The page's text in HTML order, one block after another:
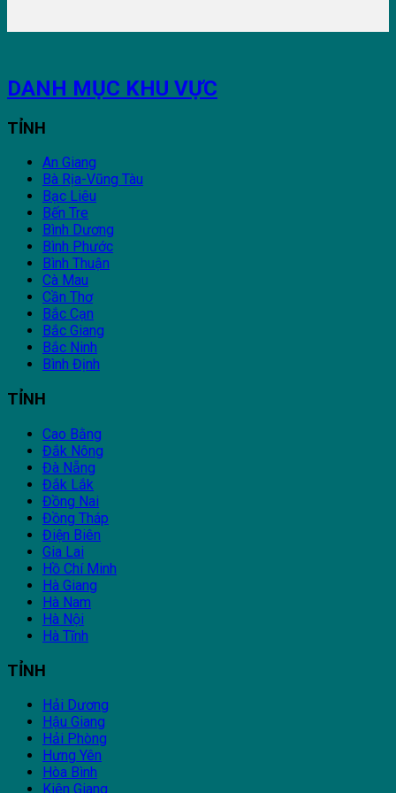
DANH MỤC KHU VỰC
TỈNH
An Giang
Bà Rịa-Vũng Tàu
Bạc Liêu
Bến Tre
Bình Dương
Bình Phước
Bình Thuận
Cà Mau
Cần Thơ
Bắc Cạn
Bắc Giang
Bắc Ninh
Bình Định
TỈNH
Cao Bằng
Đắk Nông
Đà Nẵng
Đắk Lắk
Đồng Nai
Đồng Tháp
Điện Biên
Gia Lai
Hồ Chí Minh
Hà Giang
Hà Nam
Hà Nội
Hà Tĩnh
TỈNH
Hải Dương
Hậu Giang
Hải Phòng
Hưng Yên
Hòa Bình
Kiên Giang